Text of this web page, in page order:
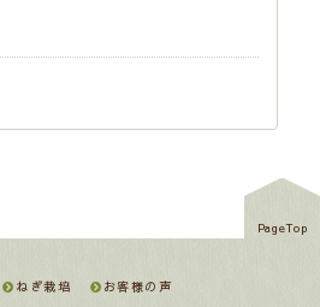
PageTop
ねぎ栽培
お客様の声